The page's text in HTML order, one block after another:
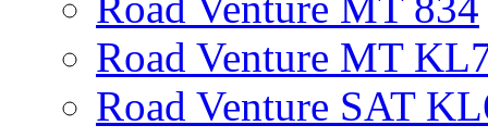
Road Venture MT
Road Venture SAT